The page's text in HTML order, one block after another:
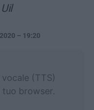
– 19:20
(TTS)
browser.